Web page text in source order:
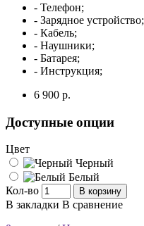
- Телефон;
- Зарядное устройство;
- Кабель;
- Наушники;
- Батарея;
- Инструкция;
6 900 р.
Доступные опции
Цвет
Черный
Белый
Кол-во
В корзину
В закладки В сравнение